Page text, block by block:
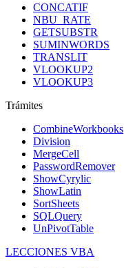
CONCATIF
NBU_RATE
GETSUBSTR
SUMINWORDS
TRANSLIT
VLOOKUP2
VLOOKUP3
Trámites
CombineWorkbooks
Division
MergeCell
PasswordRemover
ShowCyrylic
ShowLatin
SortSheets
SQLQuery
UnPivotTable
LECCIONES VBA